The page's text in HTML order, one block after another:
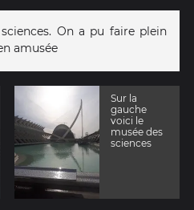
On a pu faire plein
amusée
Sur la
gauche
voici le
musée des
sciences